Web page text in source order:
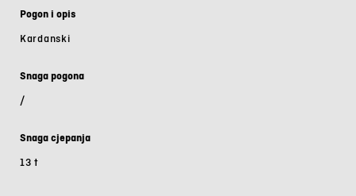
Pogon i opis
Kardanski
Snaga pogona
/
Snaga cjepanja
13 t